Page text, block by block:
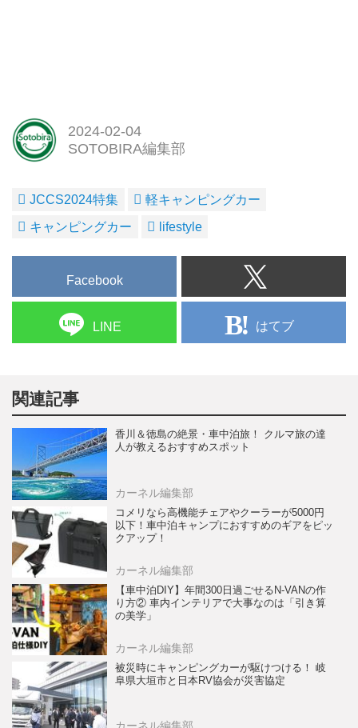
2024-02-04
SOTOBIRA編集部
JCCS2024特集
軽キャンピングカー
キャンピングカー
lifestyle
Facebook
LINE はてブ
関連記事
香川＆徳島の絶景・車中泊旅！ クルマ旅の達
人が教えるおすすめスポット
カーネル編集部
コメリなら高機能チェアやクーラーが5000円
以下！車中泊キャンプにおすすめのギアをピッ
クアップ！
カーネル編集部
【車中泊DIY】年間300日過ごせるN-VANの作
り方② 車内インテリアで大事なのは「引き算
の美学」
カーネル編集部
被災時にキャンピングカーが駆けつける！ 岐
阜県大垣市と日本RV協会が災害協定